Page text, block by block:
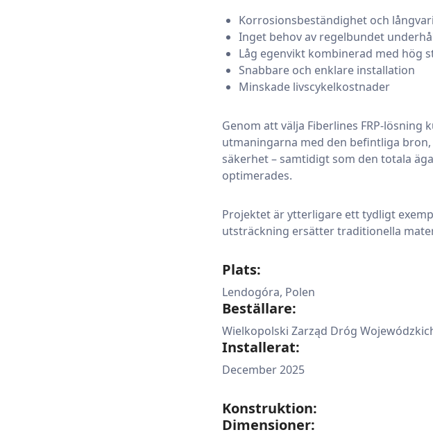
Korrosionsbeständighet och
Inget behov av regelbundet
Låg egenvikt kombinerad med hög
Snabbare och enklare installation
Minskade livscykelkostnader
Genom att välja Fiberlines FRP-
utmaningarna med den befintliga
säkerhet – samtidigt som den totala
optimerades.
Projektet är ytterligare ett tydligt
utsträckning ersätter traditionella
Plats:
Lendogóra, Polen
Beställare:
Wielkopolski Zarząd Dróg
Installerat:
December 2025
Konstruktion:
Dimensioner: